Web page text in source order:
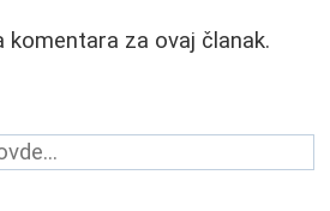
komentara za ovaj članak.